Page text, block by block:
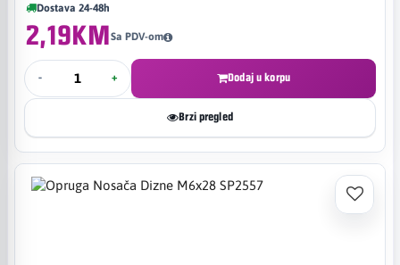
Dostava 24-48h
2,19KMSa PDV-om
- + Dodaj u korpu
Brzi pregled